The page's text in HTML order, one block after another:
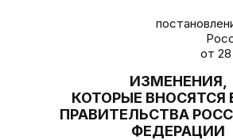
от 28
ИЗМЕНЕНИЯ,
КОТОРЫЕ ВНОСЯТСЯ
ПРАВИТЕЛЬСТВА
ФЕДЕРАЦИИ